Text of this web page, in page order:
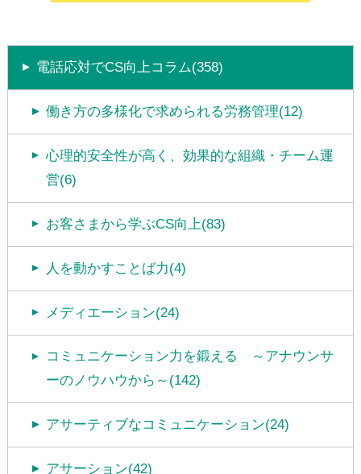
電話応対でCS向上コラム(358)
働き方の多様化で求められる労務管理(12)
心理的安全性が高く、効果的な組織・チーム運
営(6)
お客さまから学ぶCS向上(83)
人を動かすことば力(4)
メディエーション(24)
コミュニケーション力を鍛える ～アナウンサ
ーのノウハウから～(142)
アサーティブなコミュニケーション(24)
アサーション(42)